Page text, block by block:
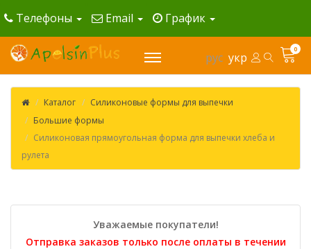
Телефоны Email График
рус укр
0
Каталог
Силиконовые формы для выпечки
Большие формы
Силиконовая прямоугольная форма для выпечки хлеба и
рулета
Уважаемые покупатели!
Отправка заказов только после оплаты в течении